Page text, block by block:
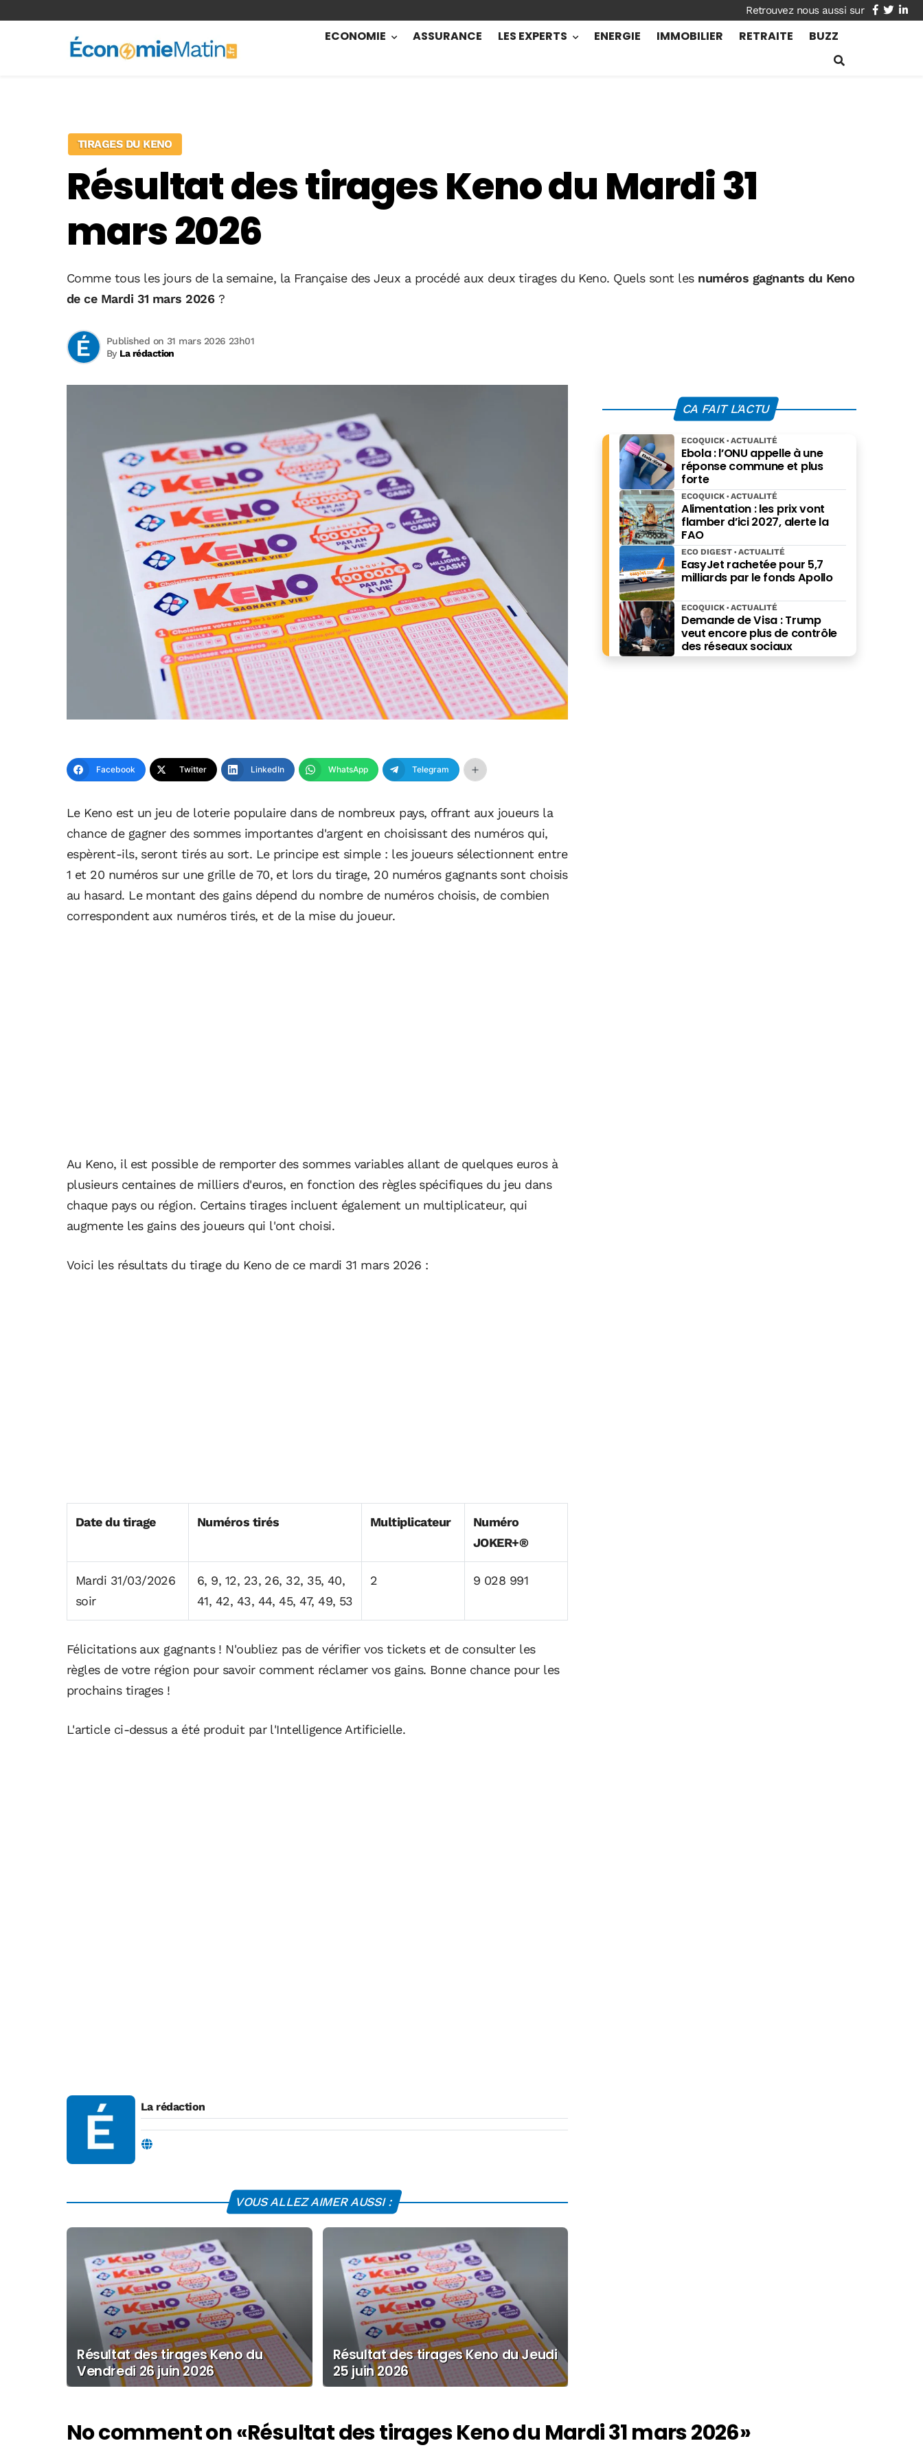
facebook
twitter
ECONOMIE ASSURANCE LES EXPERTS ENERGIE IMMOBILIER RETRAITE BUZZ
TIRAGES DU KENO
Résultat des tirages Keno du Mardi 31
mars 2026
Comme tous les jours de la semaine, la Française des Jeux a procédé aux deux tirages du Keno. Quels sont les numéros gagnants du Keno
de ce Mardi 31 mars 2026 ?
By La rédaction
Published on 31 mars 2026 23h01
Facebook Twitter LinkedIn WhatsApp Telegram
Le Keno est un jeu de loterie populaire dans de nombreux pays, offrant aux joueurs la
chance de gagner des sommes importantes d'argent en choisissant des numéros qui,
espèrent-ils, seront tirés au sort. Le principe est simple : les joueurs sélectionnent entre
1 et 20 numéros sur une grille de 70, et lors du tirage, 20 numéros gagnants sont choisis
au hasard. Le montant des gains dépend du nombre de numéros choisis, de combien
correspondent aux numéros tirés, et de la mise du joueur.
Au Keno, il est possible de remporter des sommes variables allant de quelques euros à
plusieurs centaines de milliers d'euros, en fonction des règles spécifiques du jeu dans
chaque pays ou région. Certains tirages incluent également un multiplicateur, qui
augmente les gains des joueurs qui l'ont choisi.
Voici les résultats du tirage du Keno de ce mardi 31 mars 2026 :
Date du tirage Numéros tirés Multiplicateur
Numéro
JOKER+®
Mardi 31/03/2026
soir
6, 9, 12, 23, 26, 32, 35, 40,
41, 42, 43, 44, 45, 47, 49, 53
2 9 028 991
Félicitations aux gagnants ! N'oubliez pas de vérifier vos tickets et de consulter les
règles de votre région pour savoir comment réclamer vos gains. Bonne chance pour les
prochains tirages !
L'article ci-dessus a été produit par l'Intelligence Artificielle.
La rédaction
VOUS ALLEZ AIMER AUSSI :
Résultat des tirages Keno du
Vendredi 26 juin 2026
Résultat des tirages Keno du Jeudi
25 juin 2026
CA FAIT L'ACTU
Ebola : l’ONU appelle à une
réponse commune et plus
forte
ECOQUICK ACTUALITÉ
Alimentation : les prix vont
flamber d’ici 2027, alerte la
FAO
ECOQUICK ACTUALITÉ
EasyJet rachetée pour 5,7
milliards par le fonds Apollo
ECO DIGEST ACTUALITÉ
Demande de Visa : Trump
veut encore plus de contrôle
des réseaux sociaux
ECOQUICK ACTUALITÉ
No comment on«Résultat des tirages Keno du Mardi 31 mars 2026»